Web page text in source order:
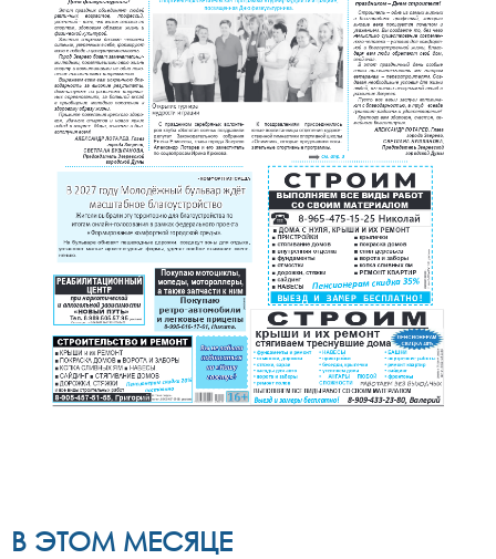
В ЭТОМ МЕСЯЦЕ